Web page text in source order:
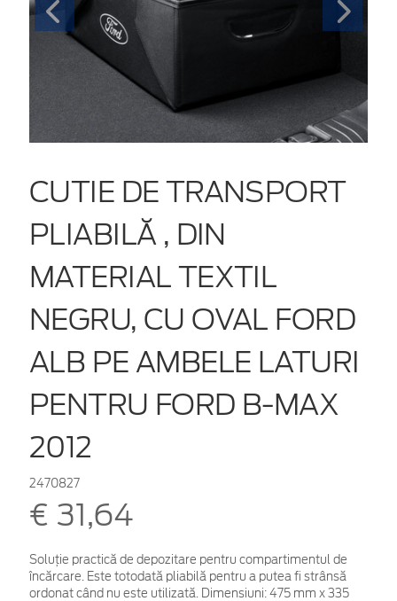
CUTIE DE TRANSPORT
PLIABILĂ , DIN
MATERIAL TEXTIL
NEGRU, CU OVAL FORD
ALB PE AMBELE LATURI
PENTRU FORD B-MAX
2012
2470827
€ 31,64
Soluție practică de depozitare pentru compartimentul de
încărcare. Este totodată pliabilă pentru a putea fi strânsă
ordonat când nu este utilizată. Dimensiuni: 475 mm x 335